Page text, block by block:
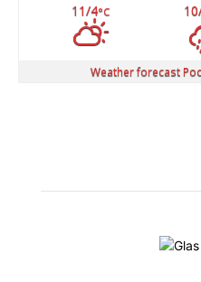
11/4°C
Weather forecast